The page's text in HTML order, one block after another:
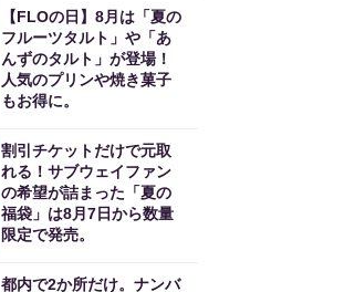
【FLOの日】8月は「夏の
フルーツタルト」や「あ
んずのタルト」が登場！
人気のプリンや焼き菓子
もお得に。
割引チケットだけで元取
れる！サブウェイファン
の希望が詰まった「夏の
福袋」は8月7日から数量
限定で発売。
都内で2か所だけ。ナンバ